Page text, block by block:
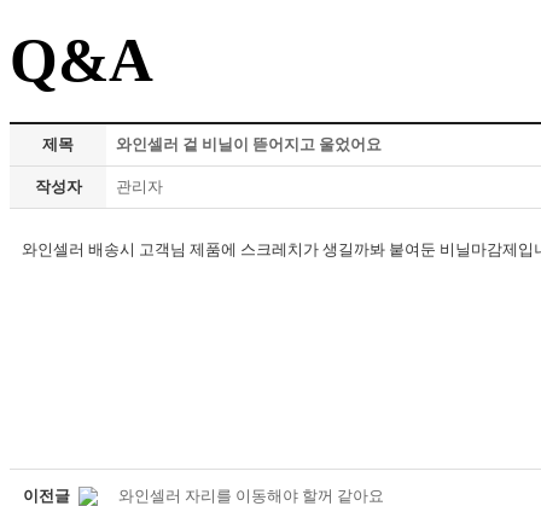
Q&A
제목 와인셀러 겉 비닐이 뜯어지고 울었어요
작성자 관리자
와인셀러 배송시 고객님 제품에 스크레치가 생길까봐 붙여둔 비닐마감제
이전글 와인셀러 자리를 이동해야 할꺼 같아요